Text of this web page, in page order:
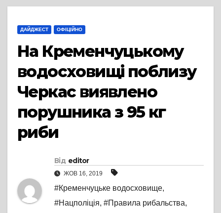
ДАЙДЖЕСТ ОФІЦІЙНО
На Кременчуцькому
водосховищі поблизу
Черкас виявлено
порушника з 95 кг
риби
Від editor
ЖОВ 16, 2019
#Кременчуцьке водосховище,
#Нацполіція, #Правила рибальства,